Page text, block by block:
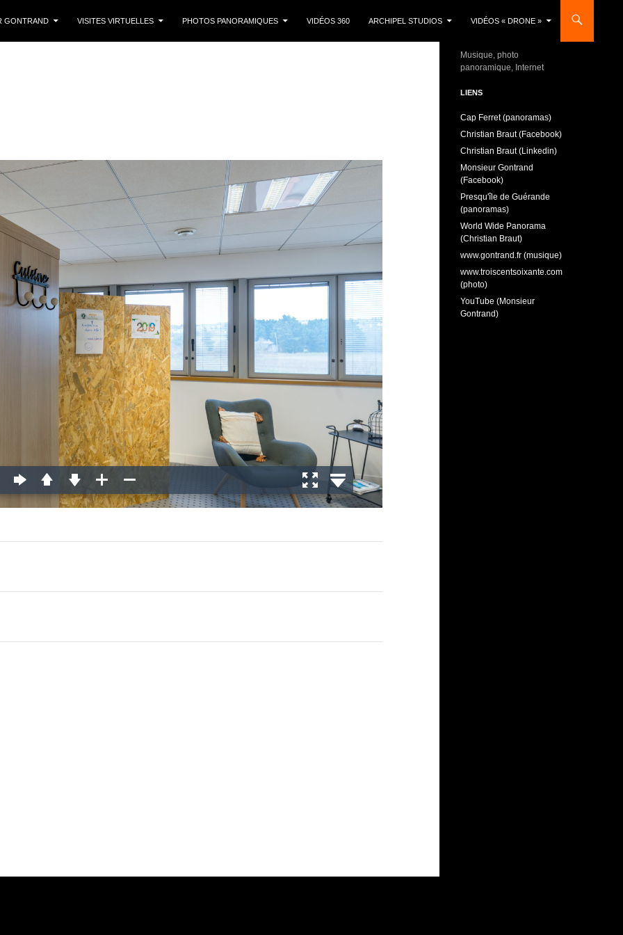
GONTRAND
VISITES VIRTUELLES PHOTOS PANORAMIQUES VIDÉOS 360 ARCHIPEL STUDIOS VIDÉOS « DRONE »
Musique, photo
panoramique, Internet
LIENS
Cap Ferret (panoramas)
Christian Braut (Facebook)
Christian Braut (Linkedin)
Monsieur Gontrand
(Facebook)
Presqu'île de Guérande
(panoramas)
World Wide Panorama
(Christian Braut)
www.gontrand.fr (musique)
www.troiscentsoixante.com
(photo)
YouTube (Monsieur
Gontrand)